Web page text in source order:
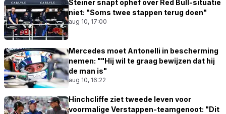
Steiner snapt ophef over Red Bull-situatie
niet: "Soms twee stappen terug doen"
aug 10, 17:00
Mercedes moet Antonelli in bescherming
nemen: ""Hij wil te graag bewijzen dat hij
de man is"
aug 10, 16:22
Hinchcliffe ziet tweede leven voor
voormalige Verstappen-teamgenoot: "Dit